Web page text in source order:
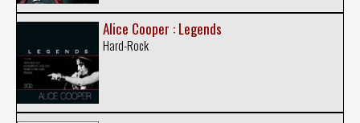
Alice Cooper : Legends
Hard-Rock